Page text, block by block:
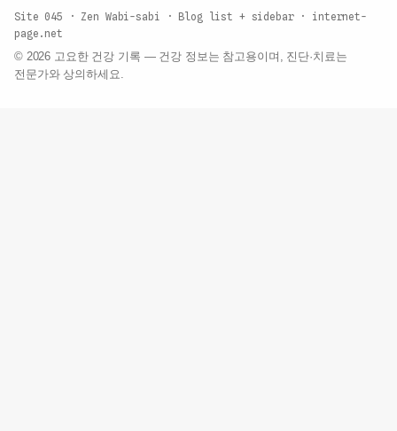
Site 045 · Zen Wabi-sabi · Blog list + sidebar · internet-
page.net
© 2026 고요한 건강 기록 — 건강 정보는 참고용이며, 진단·치료는
전문가와 상의하세요.